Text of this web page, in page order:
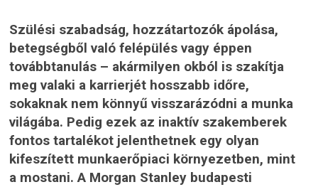
Szülési szabadság, hozzátartozók ápolása,
betegségből való felépülés vagy éppen
továbbtanulás – akármilyen okból is szakítja
meg valaki a karrierjét hosszabb időre,
sokaknak nem könnyű visszarázódni a munka
világába. Pedig ezek az inaktív szakemberek
fontos tartalékot jelenthetnek egy olyan
kifeszített munkaerőpiaci környezetben, mint
a mostani. A Morgan Stanley budapesti